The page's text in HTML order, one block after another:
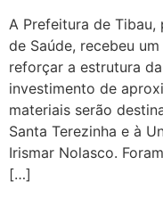
A Prefeitura de
de Saúde, recebeu
reforçar a estrutura
investimento de
materiais serão
Santa Terezinha e à
Irismar Nolasco.
[…]